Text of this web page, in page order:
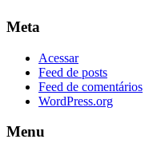
Meta
Acessar
Feed de posts
Feed de comentários
WordPress.org
Menu